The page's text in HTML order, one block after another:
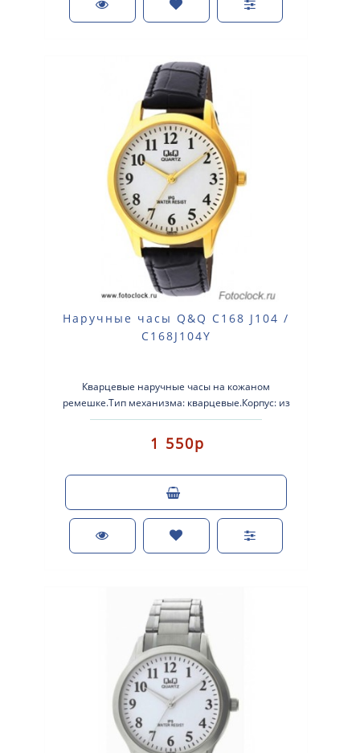
Наручные часы Q&Q C168 J104 /
C168J104Y
Кварцевые наручные часы на кожаном
ремешке.Тип механизма: кварцевые.Корпус: из
сплава легких металлов.Кожаный ремешок.Стекло:
мин..
1 550р